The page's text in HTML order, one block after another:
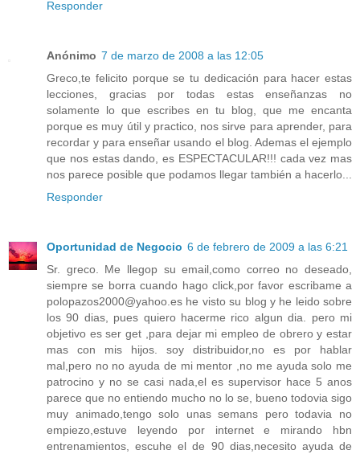
Responder
Anónimo 7 de marzo de 2008 a las 12:05
Greco,te felicito porque se tu dedicación para hacer estas
lecciones, gracias por todas estas enseñanzas no
solamente lo que escribes en tu blog, que me encanta
porque es muy útil y practico, nos sirve para aprender, para
recordar y para enseñar usando el blog. Ademas el ejemplo
que nos estas dando, es ESPECTACULAR!!! cada vez mas
nos parece posible que podamos llegar también a hacerlo...
Responder
Oportunidad de Negocio 6 de febrero de 2009 a las 6:21
Sr. greco. Me llegop su email,como correo no deseado,
siempre se borra cuando hago click,por favor escribame a
polopazos2000@yahoo.es he visto su blog y he leido sobre
los 90 dias, pues quiero hacerme rico algun dia. pero mi
objetivo es ser get ,para dejar mi empleo de obrero y estar
mas con mis hijos. soy distribuidor,no es por hablar
mal,pero no no ayuda de mi mentor ,no me ayuda solo me
patrocino y no se casi nada,el es supervisor hace 5 anos
parece que no entiendo mucho no lo se, bueno todovia sigo
muy animado,tengo solo unas semans pero todavia no
empiezo,estuve leyendo por internet e mirando hbn
entrenamientos, escuhe el de 90 dias,necesito ayuda de